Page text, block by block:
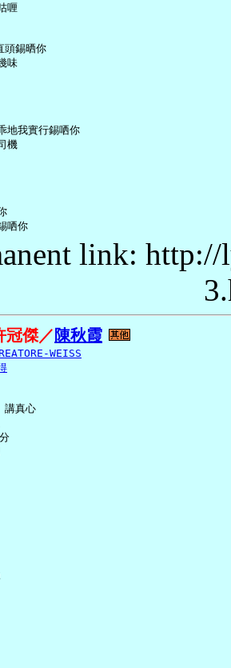
喱
頭錫晒你
味
地我實行錫哂你
機
link:
傑／ 陳秋霞
WEISS
講真心